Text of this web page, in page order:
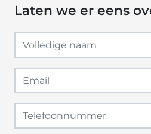
Laten we er eens